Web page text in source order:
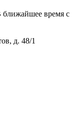
время с
д. 48/1